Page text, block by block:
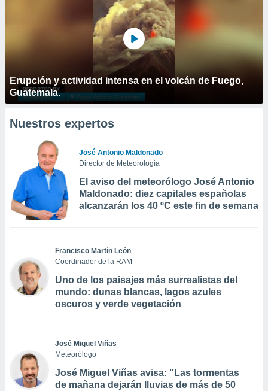
Erupción y actividad intensa en el volcán de Fuego,
Guatemala.
Nuestros expertos
José Antonio Maldonado
Director de Meteorología
El aviso del meteorólogo José Antonio
Maldonado: diez capitales españolas
alcanzarán los 40 ºC este fin de semana
Francisco Martín León
Coordinador de la RAM
Uno de los paisajes más surrealistas del
mundo: dunas blancas, lagos azules
oscuros y verde vegetación
José Miguel Viñas
Meteorólogo
José Miguel Viñas avisa: "Las tormentas
de mañana dejarán lluvias de más de 50